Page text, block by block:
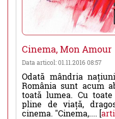
Cinema, Mon Amour
Data articol: 01.11.2016 08:57
Odată mândria
România sunt acum
toată lumea. Cu
pline de viață,
cinema. "Cinema,.... [